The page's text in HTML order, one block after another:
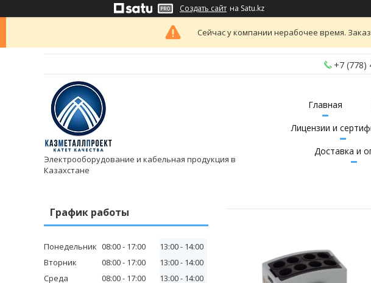
Создать сайт на Satu.kz
Сейчас у компании нерабочее время.
+7 (778)
Электрооборудование и кабельная продукция в
Казахстане
Главная
Лицензии и
Доставка и
График работы
Понедельник 08:00 17:00 13:00
14:00
Вторник
08:00 17:00 13:00
14:00
Среда
08:00 17:00 13:00
14:00